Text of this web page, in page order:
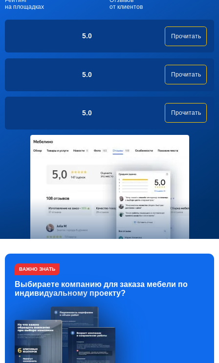
на площадках
от клиентов
5.0 Прочитать
5.0 Прочитать
5.0 Прочитать
ВАЖНО ЗНАТЬ
Выбираете компанию для заказа мебели по
индивидуальному проекту?